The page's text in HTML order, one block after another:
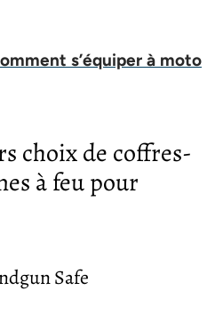
s’équiper à moto
choix de coffres-
à feu pour
Safe